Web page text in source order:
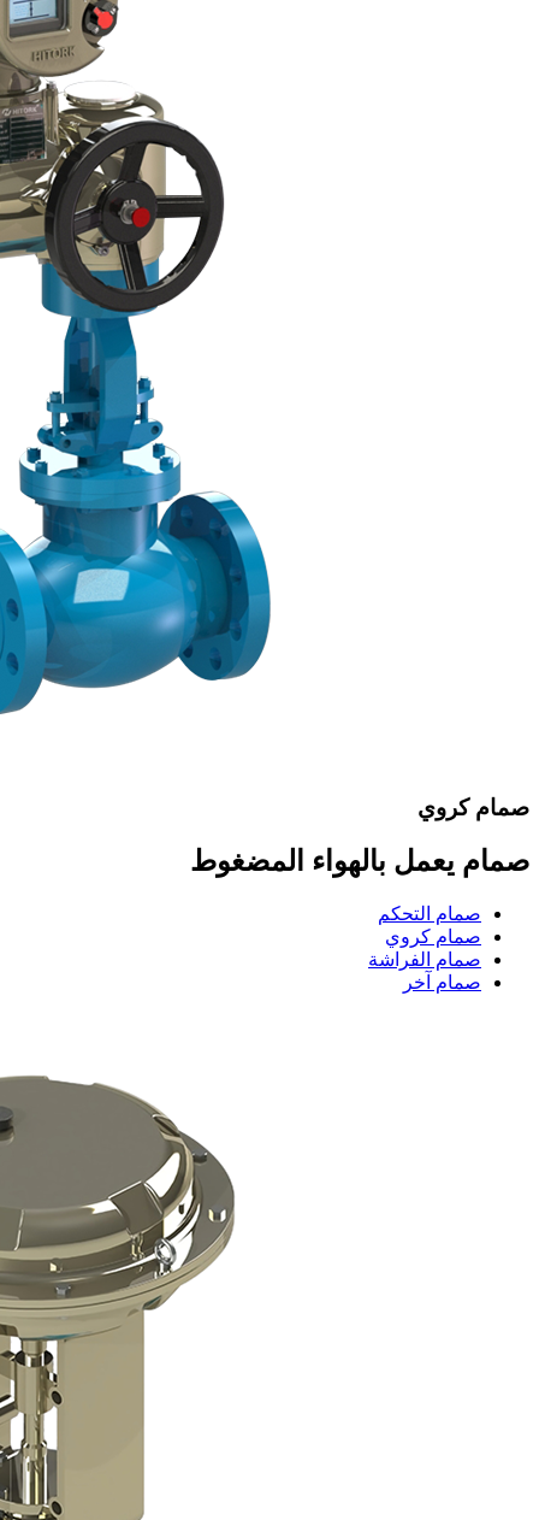
صمام كروي
صمام يعمل بالهواء المضغوط
صمام التحكم
صمام كروي
صمام الفراشة
صمام آخر